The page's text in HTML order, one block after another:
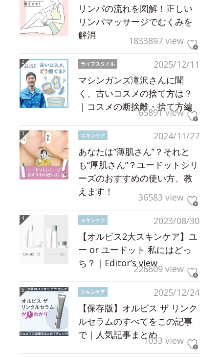
リンパの流れを図解！正しい
リンパマッサージでむくみを
解消
1833897 view
2025/12/11
ライフスタイル
マシンガンズ滝沢さんに聞
く、古いコスメの捨て方は？
｜コスメの断捨離・捨て方編
65891 view
2024/11/27
スキンケア
あなたは“薄肌さん”？それと
も“厚肌さん”？ユードットシリ
ーズのおすすめの使い方、教
えます！
36583 view
2023/08/30
スキンケア
【オルビス2大スキンケア】ユ
ー or ユードット 私にはどっ
ち？｜Editor’s view226609 view
2025/12/24
スキンケア
【保存版】オルビス ザ リンク
ルセラムのすべてをこの記事
で｜人気記事まとめ1033 view